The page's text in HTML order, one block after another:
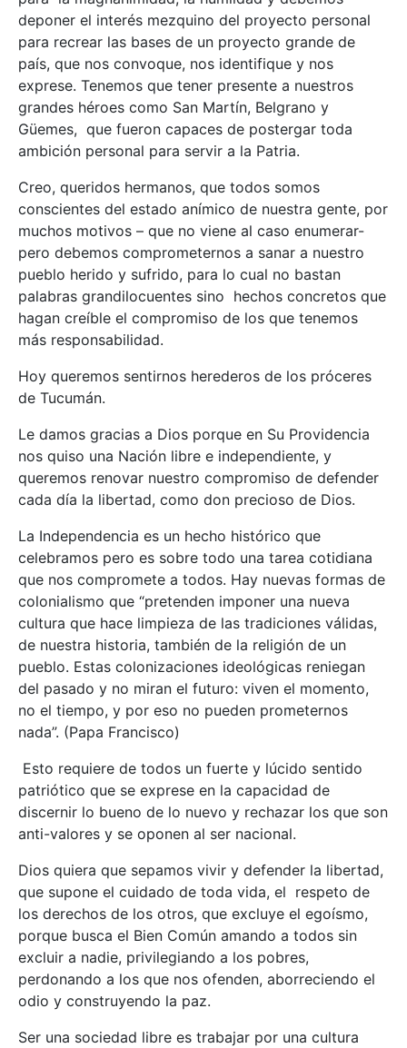
deponer el interés mezquino del proyecto personal
para recrear las bases de un proyecto grande de
país, que nos convoque, nos identifique y nos
exprese. Tenemos que tener presente a nuestros
grandes héroes como San Martín, Belgrano y
Güemes, que fueron capaces de postergar toda
ambición personal para servir a la Patria.
Creo, queridos hermanos, que todos somos
conscientes del estado anímico de nuestra gente, por
muchos motivos – que no viene al caso enumerar-
pero debemos comprometernos a sanar a nuestro
pueblo herido y sufrido, para lo cual no bastan
palabras grandilocuentes sino hechos concretos que
hagan creíble el compromiso de los que tenemos
más responsabilidad.
Hoy queremos sentirnos herederos de los próceres
de Tucumán.
Le damos gracias a Dios porque en Su Providencia
nos quiso una Nación libre e independiente, y
queremos renovar nuestro compromiso de defender
cada día la libertad, como don precioso de Dios.
La Independencia es un hecho histórico que
celebramos pero es sobre todo una tarea cotidiana
que nos compromete a todos. Hay nuevas formas de
colonialismo que “pretenden imponer una nueva
cultura que hace limpieza de las tradiciones válidas,
de nuestra historia, también de la religión de un
pueblo. Estas colonizaciones ideológicas reniegan
del pasado y no miran el futuro: viven el momento,
no el tiempo, y por eso no pueden prometernos
nada”. (Papa Francisco)
Esto requiere de todos un fuerte y lúcido sentido
patriótico que se exprese en la capacidad de
discernir lo bueno de lo nuevo y rechazar los que son
anti-valores y se oponen al ser nacional.
Dios quiera que sepamos vivir y defender la libertad,
que supone el cuidado de toda vida, el respeto de
los derechos de los otros, que excluye el egoísmo,
porque busca el Bien Común amando a todos sin
excluir a nadie, privilegiando a los pobres,
perdonando a los que nos ofenden, aborreciendo el
odio y construyendo la paz.
Ser una sociedad libre es trabajar por una cultura